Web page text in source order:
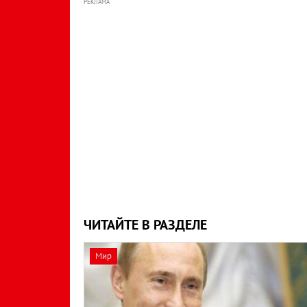
РЕКЛАМА
ЧИТАЙТЕ В РАЗДЕЛЕ
Мир